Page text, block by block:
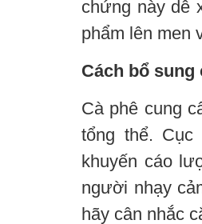
chứng này dễ
phẩm lên men
Cách bổ sung
Cà phê cung
tổng thể.
khuyến cáo
người nhạy
hãy cân nhắc